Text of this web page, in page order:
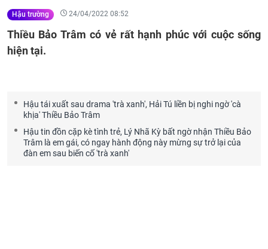
Hậu trường 24/04/2022 08:52
Thiều Bảo Trâm có vẻ rất hạnh phúc với cuộc sống
hiện tại.
Hậu tái xuất sau drama 'trà xanh', Hải Tú liền bị nghi ngờ 'cà
khịa' Thiều Bảo Trâm
Hậu tin đồn cặp kè tình trẻ, Lý Nhã Kỳ bất ngờ nhận Thiều Bảo
Trâm là em gái, có ngay hành động này mừng sự trở lại của
đàn em sau biến cố 'trà xanh'